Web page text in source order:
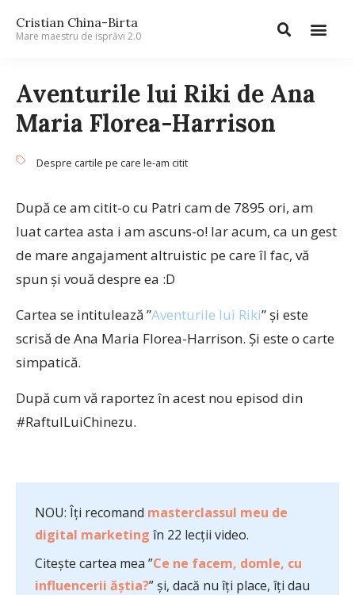
Cristian China-Birta
Mare maestru de isprăvi 2.0
Aventurile lui Riki de Ana
Maria Florea-Harrison
Despre cartile pe care le-am citit
După ce am citit-o cu Patri cam de 7895 ori, am
luat cartea asta i am ascuns-o! Iar acum, ca un gest
de mare angajament altruistic pe care îl fac, vă
spun și vouă despre ea :D
Cartea se intitulează ”Aventurile lui Riki” și este
scrisă de Ana Maria Florea-Harrison. Și este o carte
simpatică.
După cum vă raportez în acest nou episod din
#RaftulLuiChinezu.
NOU: Îți recomand masterclassul meu de
digital marketing în 22 lecții video.
Citește cartea mea ”Ce ne facem, domle, cu
influencerii ăștia?” și, dacă nu îți place, îți dau